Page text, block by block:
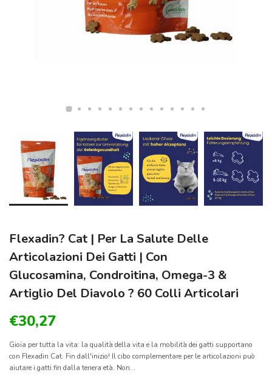
Flexadin? Cat | Per La Salute Delle
Articolazioni Dei Gatti | Con
Glucosamina, Condroitina, Omega-3 &
Artiglio Del Diavolo ? 60 Colli Articolari
€30,27
Gioia per tutta la vita: la qualità della vita e la mobilità dei gatti supportano
con Flexadin Cat. Fin dall'inizio! Il cibo complementare per le articolazioni può
aiutare i gatti fin dalla tenera età. Non...